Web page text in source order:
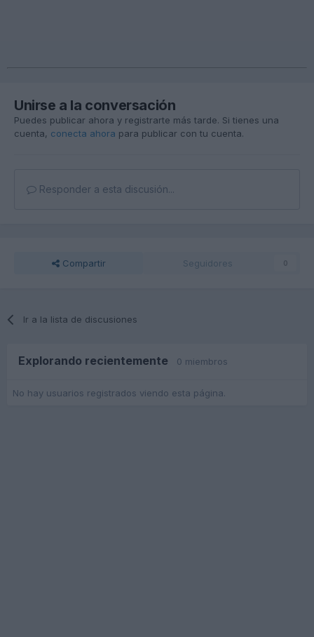
Unirse a la conversación
Puedes publicar ahora y registrarte más tarde. Si tienes una
cuenta, conecta ahora para publicar con tu cuenta.
Responder a esta discusión...
Compartir Seguidores 0
Ir a la lista de discusiones
Explorando recientemente 0 miembros
No hay usuarios registrados viendo esta página.